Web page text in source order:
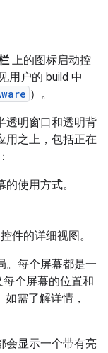
上的图标启动控
用户的 build 中
）。
透明窗口和透明背
用之上，包括正在
使用方式。
件的详细视图。
。每个屏幕都是一
个屏幕的位置和
需了解详情，
会显示一个带有亮